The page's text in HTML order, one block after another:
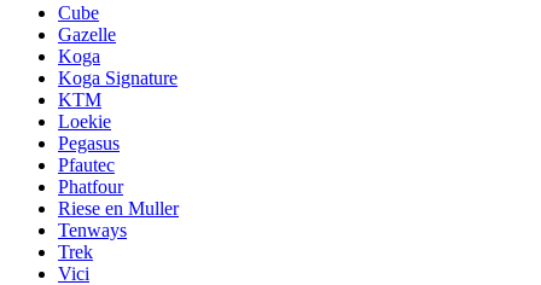
Cube
Gazelle
Koga
Koga Signature
KTM
Loekie
Pegasus
Pfautec
Phatfour
Riese en Muller
Tenways
Trek
Vici